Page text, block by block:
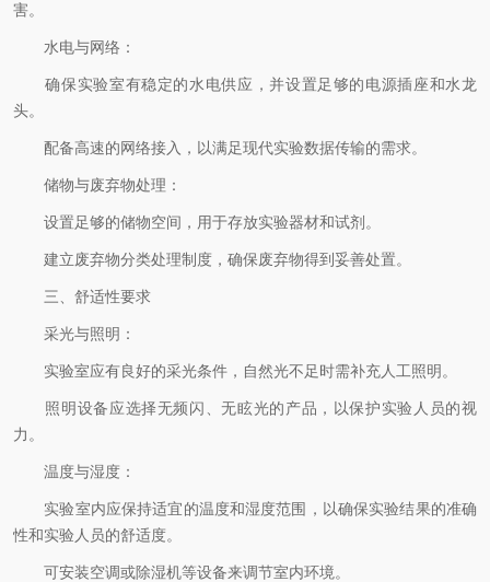
害。
水电与网络：
确保实验室有稳定的水电供应，并设置足够的电源插座和水龙
头。
配备高速的网络接入，以满足现代实验数据传输的需求。
储物与废弃物处理：
设置足够的储物空间，用于存放实验器材和试剂。
建立废弃物分类处理制度，确保废弃物得到妥善处置。
三、舒适性要求
采光与照明：
实验室应有良好的采光条件，自然光不足时需补充人工照明。
照明设备应选择无频闪、无眩光的产品，以保护实验人员的视
力。
温度与湿度：
实验室内应保持适宜的温度和湿度范围，以确保实验结果的准确
性和实验人员的舒适度。
可安装空调或除湿机等设备来调节室内环境。